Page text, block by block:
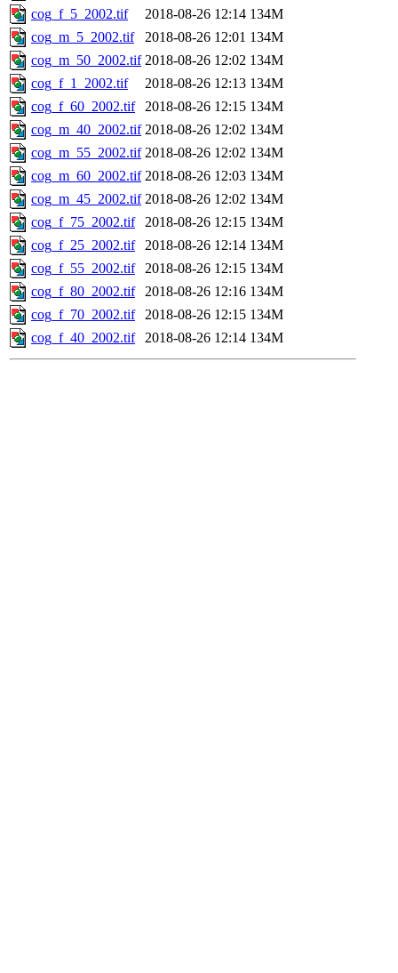
cog_f_5_2002.tif
2018-08-26 12:14 134M
cog_m_5_2002.tif
2018-08-26 12:01 134M
cog_m_50_2002.tif 2018-08-26 12:02 134M
cog_f_1_2002.tif
2018-08-26 12:13 134M
cog_f_60_2002.tif
2018-08-26 12:15 134M
cog_m_40_2002.tif 2018-08-26 12:02 134M
cog_m_55_2002.tif 2018-08-26 12:02 134M
cog_m_60_2002.tif 2018-08-26 12:03 134M
cog_m_45_2002.tif 2018-08-26 12:02 134M
cog_f_75_2002.tif
2018-08-26 12:15 134M
cog_f_25_2002.tif
2018-08-26 12:14 134M
cog_f_55_2002.tif
2018-08-26 12:15 134M
cog_f_80_2002.tif
2018-08-26 12:16 134M
cog_f_70_2002.tif
2018-08-26 12:15 134M
cog_f_40_2002.tif
2018-08-26 12:14 134M